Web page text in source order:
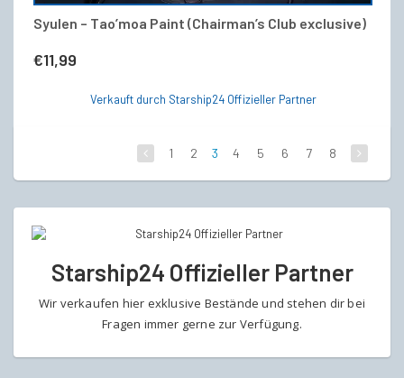
Syulen – Tao’moa Paint (Chairman’s Club exclusive)
€11,99
Verkauft durch Starship24 Offizieller Partner
1 2 3 4 5 6 7 8
Starship24 Offizieller Partner
Wir verkaufen hier exklusive Bestände und stehen dir bei
Fragen immer gerne zur Verfügung.